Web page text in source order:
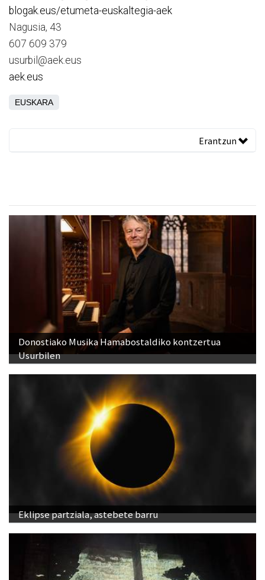
blogak.eus/etumeta-euskaltegia-aek
Nagusia, 43
607 609 379
usurbil@aek.eus
aek.eus
EUSKARA
Erantzun
Donostiako Musika Hamabostaldiko kontzertua
Usurbilen
Eklipse partziala, astebete barru